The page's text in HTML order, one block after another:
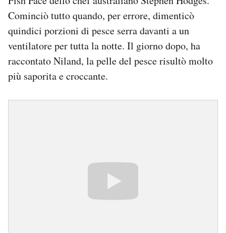
Cominciò tutto quando, per errore, dimenticò
quindici porzioni di pesce serra davanti a un
ventilatore per tutta la notte. Il giorno dopo, ha
raccontato Niland, la pelle del pesce risultò molto
più saporita e croccante.